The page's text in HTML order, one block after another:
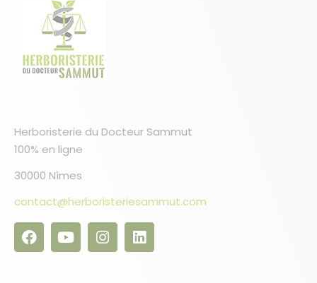
Herboristerie du Docteur Sammut
100% en ligne
30000 Nîmes
contact@herboristeriesammut.com